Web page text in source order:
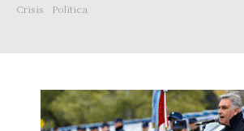
Crisis
Politica